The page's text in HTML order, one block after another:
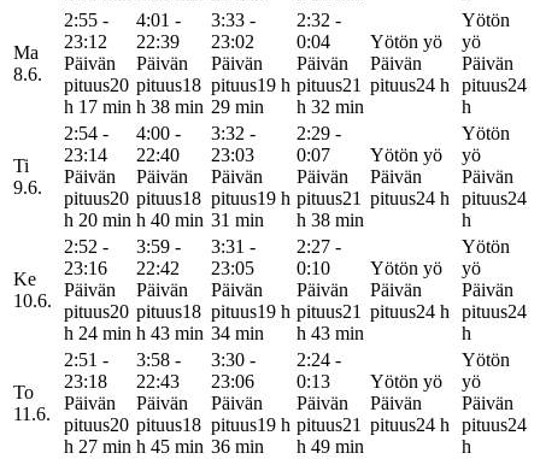
Ma
8.6.
2:55 -
23:12
Päivän
pituus20
h 17 min
4:01 -
22:39
Päivän
pituus18
h 38 min
3:33 -
23:02
Päivän
pituus19 h
29 min
2:32 -
0:04
Päivän
pituus21
h 32 min
Yötön yö
Päivän
pituus24 h
Yötön
yö
Päivän
pituus24
h
Ti
9.6.
2:54 -
23:14
Päivän
pituus20
h 20 min
4:00 -
22:40
Päivän
pituus18
h 40 min
3:32 -
23:03
Päivän
pituus19 h
31 min
2:29 -
0:07
Päivän
pituus21
h 38 min
Yötön yö
Päivän
pituus24 h
Yötön
yö
Päivän
pituus24
h
Ke
10.6.
2:52 -
23:16
Päivän
pituus20
h 24 min
3:59 -
22:42
Päivän
pituus18
h 43 min
3:31 -
23:05
Päivän
pituus19 h
34 min
2:27 -
0:10
Päivän
pituus21
h 43 min
Yötön yö
Päivän
pituus24 h
Yötön
yö
Päivän
pituus24
h
To
11.6.
2:51 -
23:18
Päivän
pituus20
h 27 min
3:58 -
22:43
Päivän
pituus18
h 45 min
3:30 -
23:06
Päivän
pituus19 h
36 min
2:24 -
0:13
Päivän
pituus21
h 49 min
Yötön yö
Päivän
pituus24 h
Yötön
yö
Päivän
pituus24
h